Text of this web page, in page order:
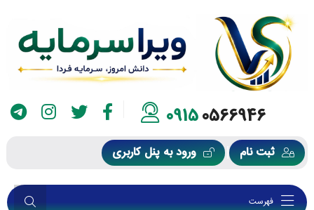
09150566946
ثبت نام ورود به پنل کاربری
فهرست